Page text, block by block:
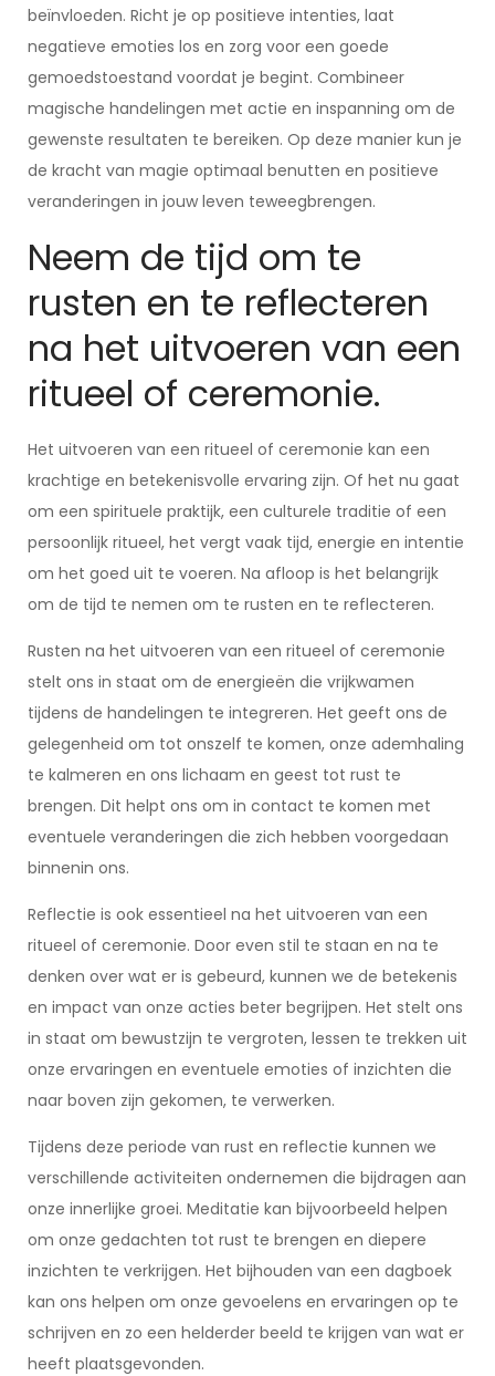
beïnvloeden. Richt je op positieve intenties, laat
negatieve emoties los en zorg voor een goede
gemoedstoestand voordat je begint. Combineer
magische handelingen met actie en inspanning om de
gewenste resultaten te bereiken. Op deze manier kun je
de kracht van magie optimaal benutten en positieve
veranderingen in jouw leven teweegbrengen.
Neem de tijd om te
rusten en te reflecteren
na het uitvoeren van een
ritueel of ceremonie.
Het uitvoeren van een ritueel of ceremonie kan een
krachtige en betekenisvolle ervaring zijn. Of het nu gaat
om een spirituele praktijk, een culturele traditie of een
persoonlijk ritueel, het vergt vaak tijd, energie en intentie
om het goed uit te voeren. Na afloop is het belangrijk
om de tijd te nemen om te rusten en te reflecteren.
Rusten na het uitvoeren van een ritueel of ceremonie
stelt ons in staat om de energieën die vrijkwamen
tijdens de handelingen te integreren. Het geeft ons de
gelegenheid om tot onszelf te komen, onze ademhaling
te kalmeren en ons lichaam en geest tot rust te
brengen. Dit helpt ons om in contact te komen met
eventuele veranderingen die zich hebben voorgedaan
binnenin ons.
Reflectie is ook essentieel na het uitvoeren van een
ritueel of ceremonie. Door even stil te staan en na te
denken over wat er is gebeurd, kunnen we de betekenis
en impact van onze acties beter begrijpen. Het stelt ons
in staat om bewustzijn te vergroten, lessen te trekken uit
onze ervaringen en eventuele emoties of inzichten die
naar boven zijn gekomen, te verwerken.
Tijdens deze periode van rust en reflectie kunnen we
verschillende activiteiten ondernemen die bijdragen aan
onze innerlijke groei. Meditatie kan bijvoorbeeld helpen
om onze gedachten tot rust te brengen en diepere
inzichten te verkrijgen. Het bijhouden van een dagboek
kan ons helpen om onze gevoelens en ervaringen op te
schrijven en zo een helderder beeld te krijgen van wat er
heeft plaatsgevonden.